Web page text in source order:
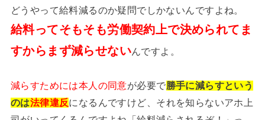
どうやって給料減るのか疑問でしかないんですよね。
給料ってそもそも労働契約上で決められてま
すからまず減らせないんですよ。
減らすためには本人の同意が必要で勝手に減らすという
のは法律違反になるんですけど、 それを知らないアホ上